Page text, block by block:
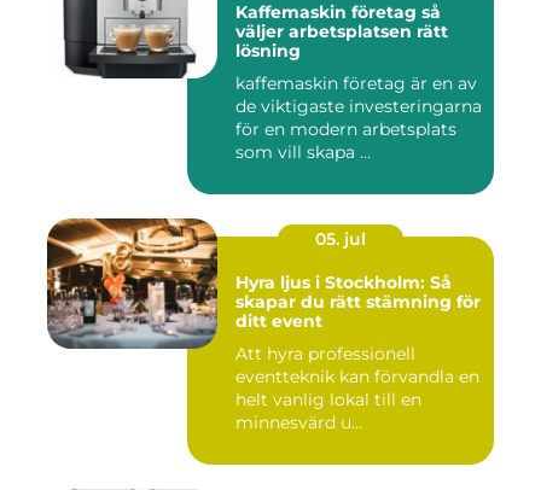
Kaffemaskin företag så
väljer arbetsplatsen rätt
lösning
kaffemaskin företag är en av
de viktigaste investeringarna
för en modern arbetsplats
som vill skapa ...
05. jul
Hyra ljus i Stockholm: Så
skapar du rätt stämning för
ditt event
Att hyra professionell
eventteknik kan förvandla en
helt vanlig lokal till en
minnesvärd u...